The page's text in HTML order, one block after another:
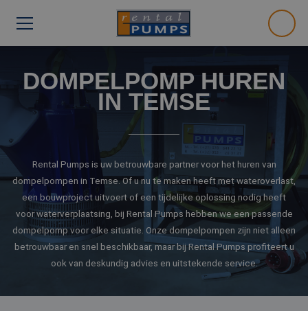
DOMPELPOMP HUREN
IN TEMSE
Rental Pumps is uw betrouwbare partner voor het huren van
dompelpompen in Temse. Of u nu te maken heeft met wateroverlast,
een bouwproject uitvoert of een tijdelijke oplossing nodig heeft
voor waterverplaatsing, bij Rental Pumps hebben we een passende
dompelpomp voor elke situatie. Onze dompelpompen zijn niet alleen
betrouwbaar en snel beschikbaar, maar bij Rental Pumps profiteert u
ook van deskundig advies en uitstekende service.